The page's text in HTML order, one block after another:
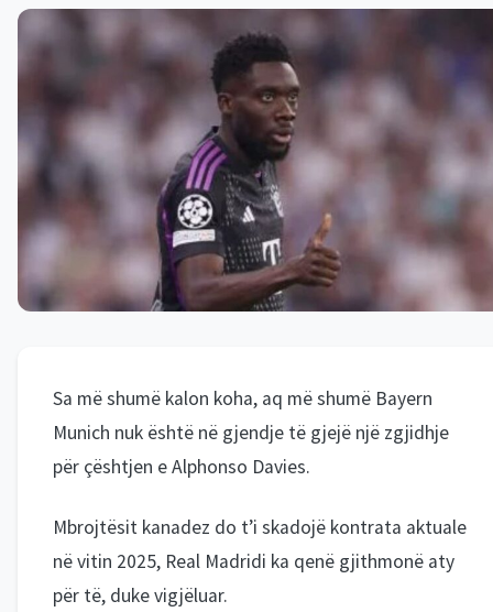
Sa më shumë kalon koha, aq më shumë Bayern
Munich nuk është në gjendje të gjejë një zgjidhje
për çështjen e Alphonso Davies.
Mbrojtësit kanadez do t’i skadojë kontrata aktuale
në vitin 2025, Real Madridi ka qenë gjithmonë aty
për të, duke vigjëluar.